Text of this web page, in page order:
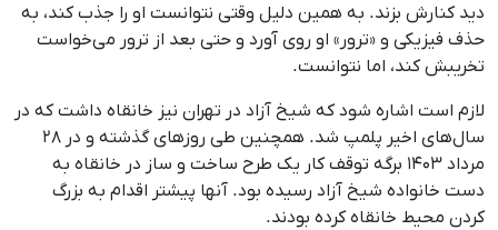
دید کنارش بزند. به‌ همین دلیل وقتی نتوانست او را جذب کند، به
حذف فیزیکی و «ترور» او روی آورد و حتی بعد از ترور می‌خواست
تخریبش کند، اما نتوانست.
لازم است اشاره شود که شیخ آزاد در تهران نیز خانقاه داشت که در
سال‌های اخیر پلمپ شد. همچنین طی روزهای گذشته و در ۲۸
مرداد ۱۴۰۳ برگه توقف کار یک طرح ساخت ‌و ‌ساز در خانقاه به
دست خانواده شیخ آزاد رسیده بود. آنها پیشتر اقدام به بزرگ
کردن محیط خانقاه کرده بودند.